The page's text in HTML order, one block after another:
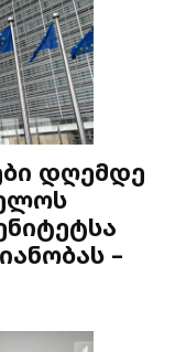
დღემდე
–